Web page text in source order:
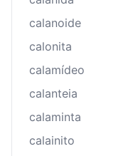
calanoide
calonita
calamídeo
calanteia
calaminta
calainito